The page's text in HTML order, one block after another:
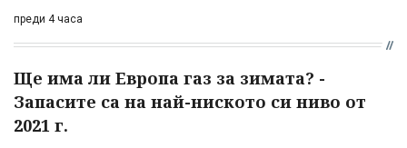
преди 4 часа
Ще има ли Европа газ за зимата? -
Запасите са на най-ниското си ниво от
2021 г.